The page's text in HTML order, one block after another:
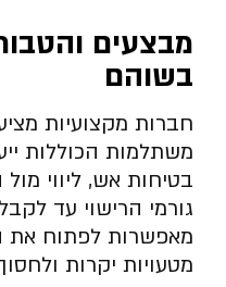
מבצעים
בשוהם
חברות מקצועיות
משתלמות הכוללות
בטיחות אש, ליווי
גורמי הרישוי עד
מאפשרות לפתוח את
מטעויות יקרות